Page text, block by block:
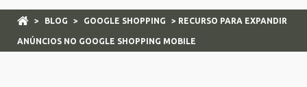
> BLOG > GOOGLE SHOPPING > RECURSO PARA EXPANDIR
ANÚNCIOS NO GOOGLE SHOPPING MOBILE